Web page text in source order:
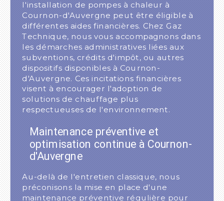
l'installation de pompes à chaleur à
Cournon-d'Auvergne peut être éligible à
différentes aides financières. Chez Gaz
Technique, nous vous accompagnons dans
les démarches administratives liées aux
subventions, crédits d'impôt, ou autres
dispositifs disponibles à Cournon-
d'Auvergne. Ces incitations financières
visent à encourager l'adoption de
solutions de chauffage plus
respectueuses de l'environnement.
Maintenance préventive et
optimisation continue à Cournon-
d'Auvergne
Au-delà de l'entretien classique, nous
préconisons la mise en place d'une
maintenance préventive régulière pour